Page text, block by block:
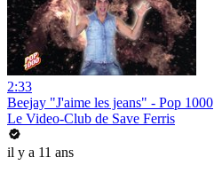
2:33
Beejay "J'aime les jeans" - Pop 1000
Le Video-Club de Save Ferris
il y a 11 ans